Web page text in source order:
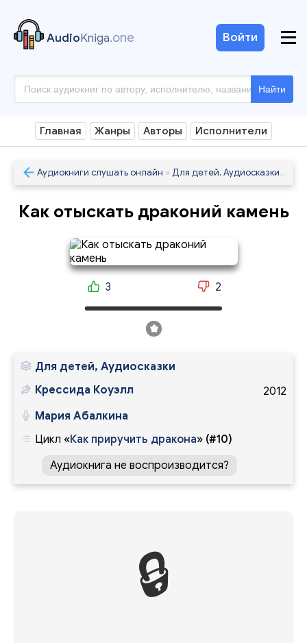
AudioKniga.one
Найти
Войти
Главная Жанры Авторы Исполнители
Аудиокниги слушать онлайн » Для детей, Аудиосказки» Как
Как отыскать драконий камень
3 2
Для детей, Аудиосказки
2012
Крессида Коуэлл
Мария Абалкина
Цикл «Как приручить дракона» (#10)
Аудиокнига не воспроизводится?
🔒